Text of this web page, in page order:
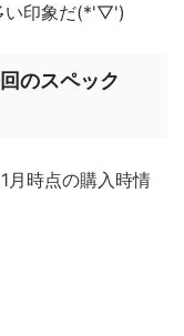
い印象だ(*'▽')
のスペック
月時点の購入時情